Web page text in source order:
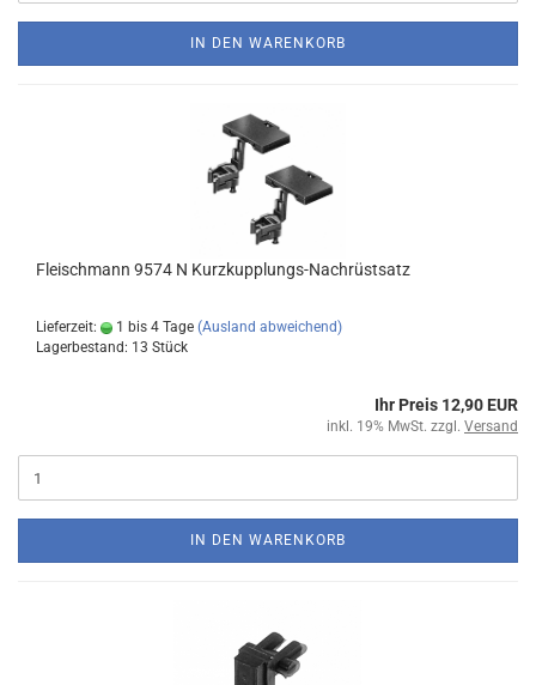
IN DEN WARENKORB
Fleischmann 9574 N Kurzkupplungs-Nachrüstsatz
Lieferzeit: 1 bis 4 Tage (Ausland abweichend)
Lagerbestand: 13 Stück
Ihr Preis 12,90 EUR
inkl. 19% MwSt. zzgl. Versand
IN DEN WARENKORB